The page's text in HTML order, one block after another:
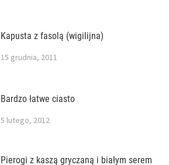
Kapusta z fasolą (wigilijna)
15 grudnia, 2011
Bardzo łatwe ciasto
5 lutego, 2012
Pierogi z kaszą gryczaną i białym serem